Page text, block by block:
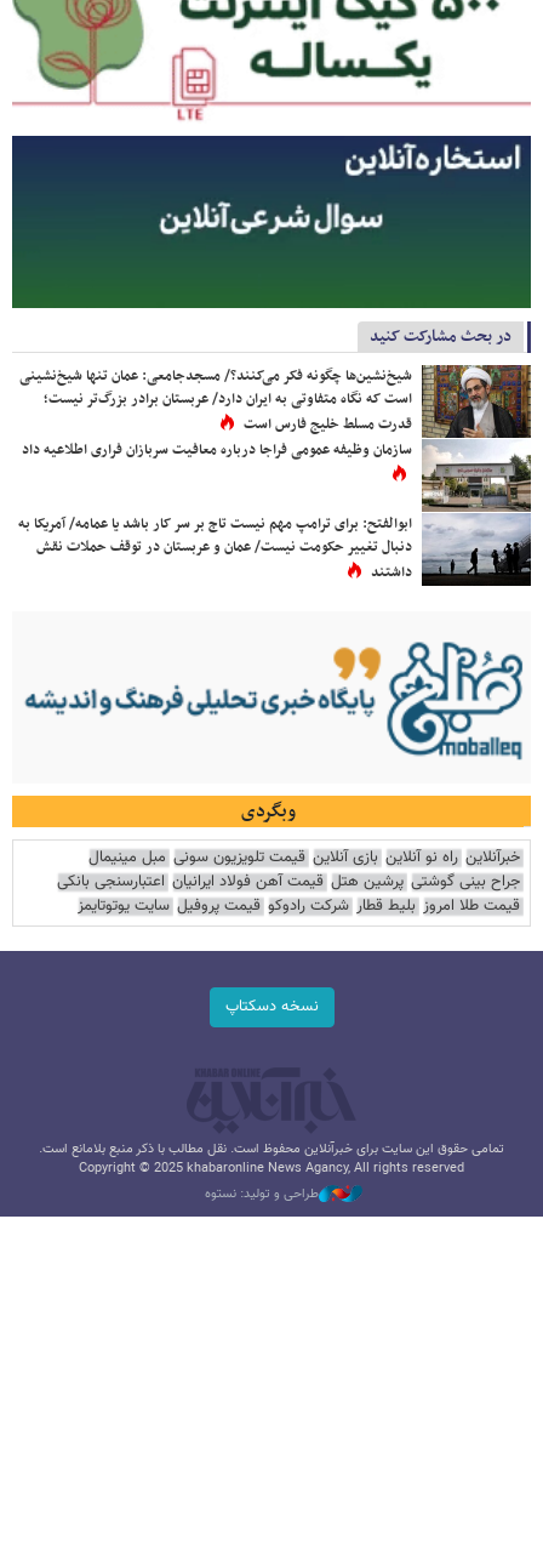
در بحث مشارکت کنید
شیخ‌نشین‌ها چگونه فکر می‌کنند؟/ مسجدجامعی: عمان تنها شیخ‌نشینی
است که نگاه متفاوتی به ایران دارد/ عربستان برادر بزرگ‌تر نیست؛
قدرت مسلط خلیج فارس است
سازمان وظیفه عمومی فراجا درباره معافیت سربازان فراری اطلاعیه داد
ابوالفتح: برای ترامپ مهم نیست تاج بر سر کار باشد یا عمامه/ آمریکا به
دنبال تغییر حکومت نیست/ عمان و عربستان در توقف حملات نقش
داشتند
وبگردی
خبرآنلاین راه نو آنلاین بازی آنلاین قیمت تلویزیون سونی مبل مینیمال
جراح بینی گوشتی پرشین هتل قیمت آهن فولاد ایرانیان اعتبارسنجی بانکی
قیمت طلا امروز بلیط قطار شرکت رادوکو قیمت پروفیل سایت یوتوتایمز
نسخه دسکتاپ
تمامی حقوق این سایت برای خبرآنلاین محفوظ است. نقل مطالب با ذکر منبع بلامانع است.
Copyright © 2025 khabaronline News Agancy, All rights reserved
طراحی و تولید: نستوه